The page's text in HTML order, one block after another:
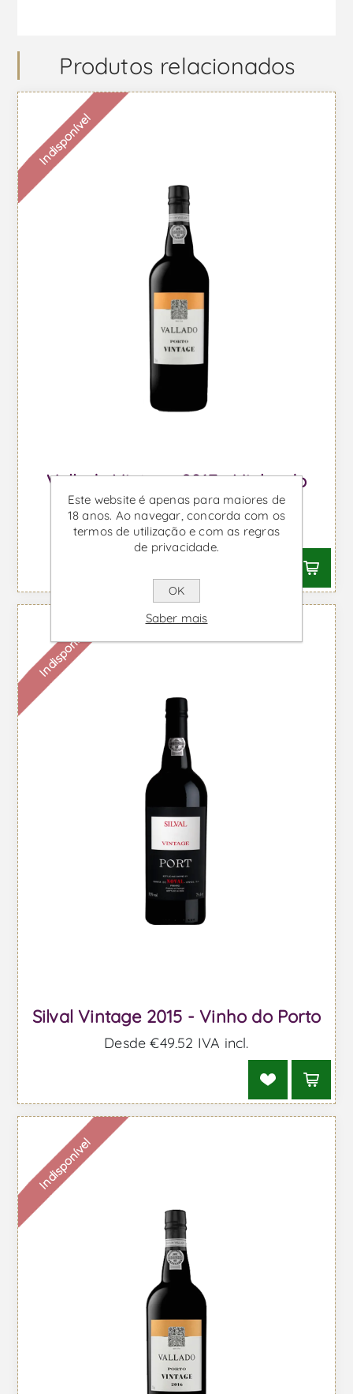
Produtos relacionados
Indisponível
Vallado Vintage 2017 - Vinho do
Porto
Desde €47,35 IVA incl.
Indisponível
Silval Vintage 2015 - Vinho do Porto
Desde €49,52 IVA incl.
Indisponível
Este website é apenas para maiores de
18 anos. Ao navegar, concorda com os
termos de utilização e com as regras
de privacidade.
OK
Saber mais